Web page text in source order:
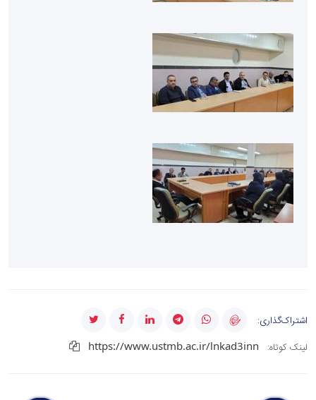
اشتراک‌گذاری:
لینک کوتاه:
https://www.ustmb.ac.ir/lnkad3inn